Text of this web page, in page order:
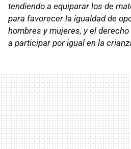
tendiendo a equiparar los de
para favorecer la igualdad de
hombres y mujeres, y el
a participar por igual en la